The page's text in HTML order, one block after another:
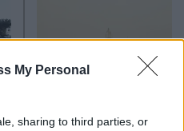
My Personal
sharing to third parties, or